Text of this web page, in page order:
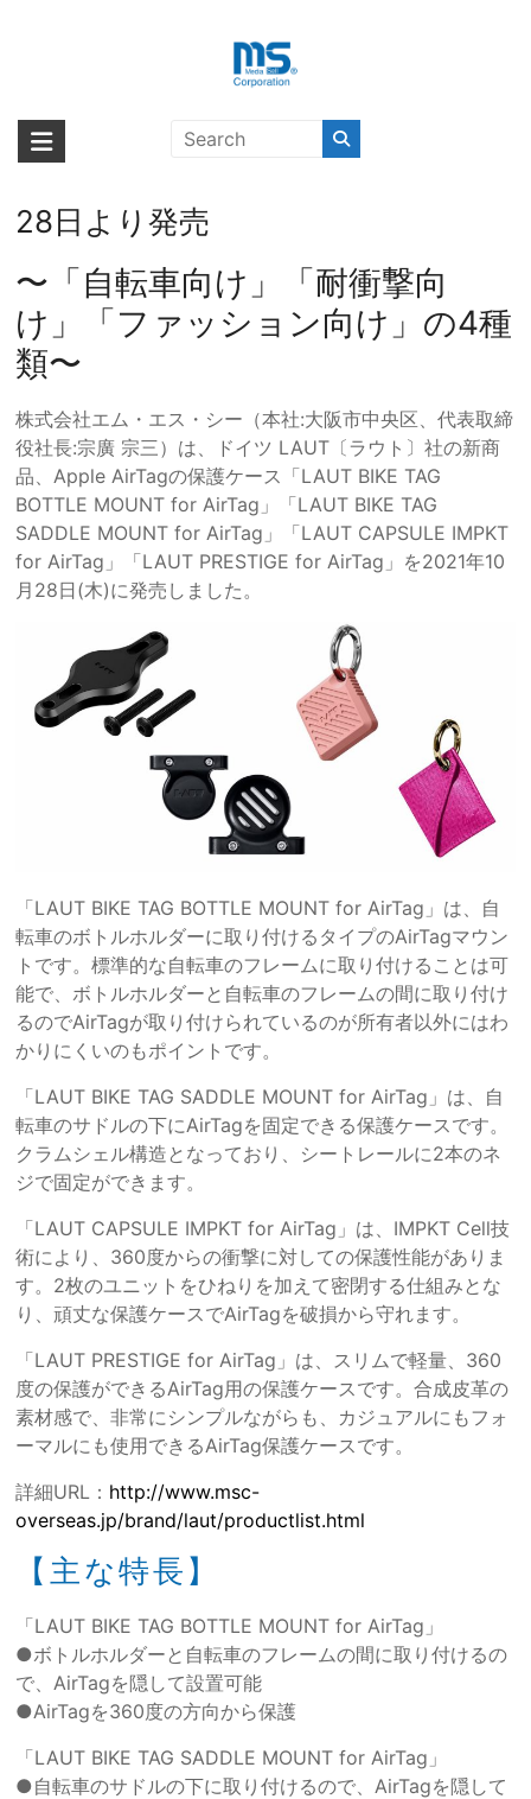
海外輸入ブランド商品｜株式会社
海外事業部が取り揃えている海外輸入商品には、日本では珍しい「海外ブ
ランド」をはじめ「ユニークな商品」「機能的な商品」「コストパフォー
ンターや安全に保護するアクセサ
28日より発売
〜「自転車向け」「耐衝撃向
け」「ファッション向け」の4種
類〜
株式会社エム・エス・シー（本社:大阪市中央区、代表取締
役社長:宗廣 宗三）は、ドイツ LAUT〔ラウト〕社の新商
品、Apple AirTagの保護ケース「LAUT BIKE TAG
BOTTLE MOUNT for AirTag」「LAUT BIKE TAG
SADDLE MOUNT for AirTag」「LAUT CAPSULE IMPKT
for AirTag」「LAUT PRESTIGE for AirTag」を2021年10
月28日(木)に発売しました。
「LAUT BIKE TAG BOTTLE MOUNT for AirTag」は、自
転車のボトルホルダーに取り付けるタイプのAirTagマウン
トです。標準的な自転車のフレームに取り付けることは可
能で、ボトルホルダーと自転車のフレームの間に取り付け
るのでAirTagが取り付けられているのが所有者以外にはわ
かりにくいのもポイントです。
「LAUT BIKE TAG SADDLE MOUNT for AirTag」は、自
転車のサドルの下にAirTagを固定できる保護ケースです。
クラムシェル構造となっており、シートレールに2本のネ
ジで固定ができます。
「LAUT CAPSULE IMPKT for AirTag」は、IMPKT Cell技
術により、360度からの衝撃に対しての保護性能がありま
す。2枚のユニットをひねりを加えて密閉する仕組みとな
り、頑丈な保護ケースでAirTagを破損から守れます。
「LAUT PRESTIGE for AirTag」は、スリムで軽量、360
度の保護ができるAirTag用の保護ケースです。合成皮革の
素材感で、非常にシンプルながらも、カジュアルにもフォ
ーマルにも使用できるAirTag保護ケースです。
詳細URL： http://www.msc-
overseas.jp/brand/laut/productlist.html
【主な特長】
「LAUT BIKE TAG BOTTLE MOUNT for AirTag」
●ボトルホルダーと自転車のフレームの間に取り付けるの
で、AirTagを隠して設置可能
●AirTagを360度の方向から保護
「LAUT BIKE TAG SADDLE MOUNT for AirTag」
●自転車のサドルの下に取り付けるので、AirTagを隠して